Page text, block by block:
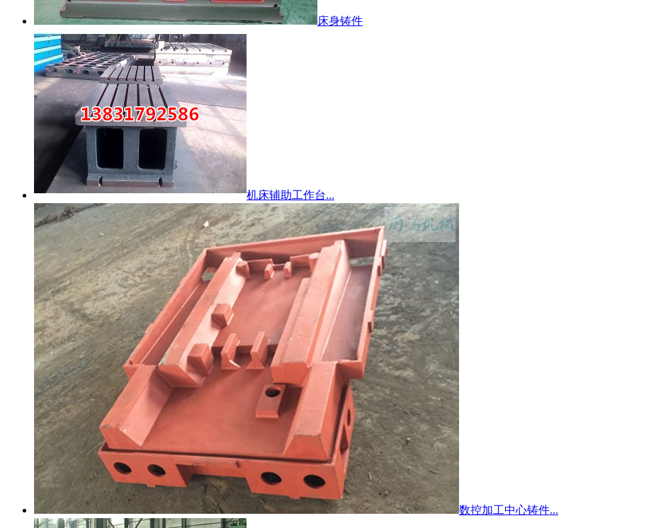
床身铸件
机床辅助工作台...
数控加工中心铸件...